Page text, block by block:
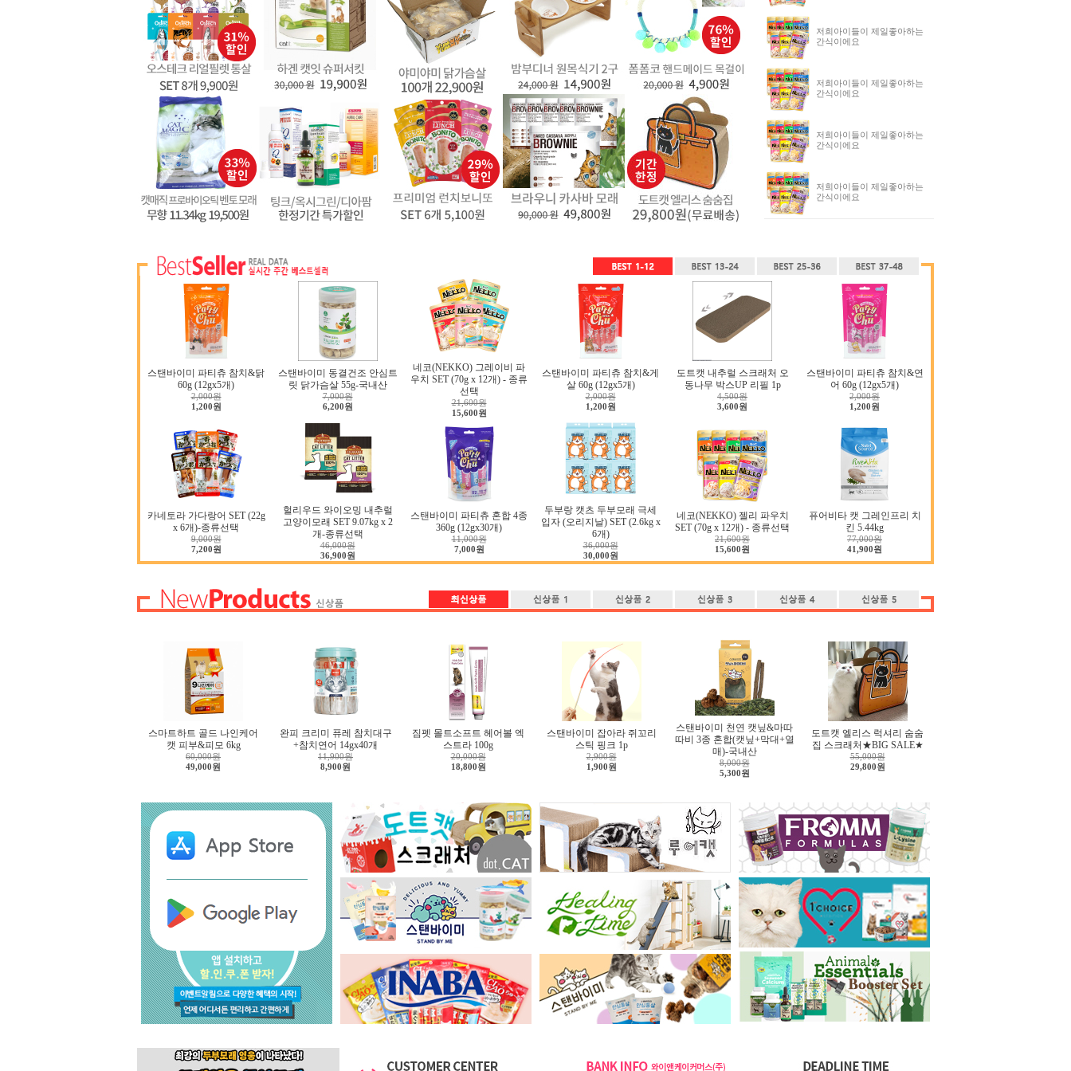
저희아이들이 제일좋아하는
간식이에요
저희아이들이 제일좋아하는
간식이에요
저희아이들이 제일좋아하는
간식이에요
저희아이들이 제일좋아하는
간식이에요
스탠바이미 파티츄 참치&닭
60g (12gx5개)
2,000원
1,200원
스탠바이미 동결건조 안심트
릿 닭가슴살 55g-국내산
7,000원
6,200원
네코(NEKKO) 그레이비 파
우치 SET (70g x 12개) - 종류
선택
21,600원
15,600원
스탠바이미 파티츄 참치&게
살 60g (12gx5개)
2,000원
1,200원
도트캣 내추럴 스크래처 오
동나무 박스UP 리필 1p
4,500원
3,600원
스탠바이미 파티츄 참치&연
어 60g (12gx5개)
2,000원
1,200원
카네토라 가다랑어 SET (22g
x 6개)-종류선택
9,000원
7,200원
헐리우드 와이오밍 내추럴
고양이모래 SET 9.07kg x 2
개-종류선택
46,000원
36,900원
스탠바이미 파티츄 혼합 4종
360g (12gx30개)
11,000원
7,000원
두부랑 캣츠 두부모래 극세
입자 (오리지날) SET (2.6kg x
6개)
36,000원
30,000원
네코(NEKKO) 젤리 파우치
SET (70g x 12개) - 종류선택
21,600원
15,600원
퓨어비타 캣 그레인프리 치
킨 5.44kg
77,000원
41,900원
스마트하트 골드 나인케어
캣 피부&피모 6kg
60,000원
49,000원
완피 크리미 퓨레 참치대구
+참치연어 14gx40개
11,900원
8,900원
짐펫 몰트소프트 헤어볼 엑
스트라 100g
20,000원
18,800원
스탠바이미 잡아라 쥐꼬리
스틱 핑크 1p
2,900원
1,900원
스탠바이미 천연 캣닢&마따
따비 3종 혼합(캣닢+막대+열
매)-국내산
8,000원
5,300원
도트캣 엘리스 럭셔리 숨숨
집 스크래처★BIG SALE★
55,000원
29,800원